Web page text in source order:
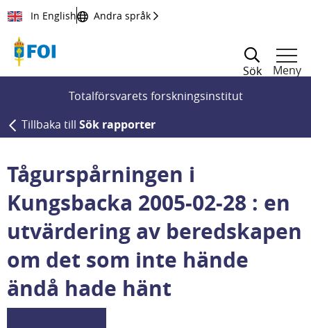
Till innehållet
In English Andra språk
Sök
Meny
Totalförsvarets forskningsinstitut
Tillbaka till Sök rapporter
Tågurspårningen i
Kungsbacka 2005-02-28 : en
utvärdering av beredskapen
om det som inte hände
ändå hade hänt